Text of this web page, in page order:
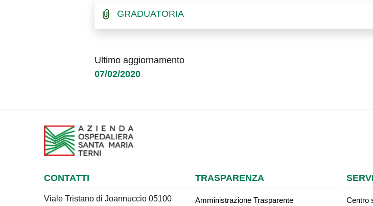
GRADUATORIA
Ultimo aggiornamento
07/02/2020
CONTATTI
Viale Tristano di Joannuccio 05100
TRASPARENZA
Amministrazione Trasparente
Centro